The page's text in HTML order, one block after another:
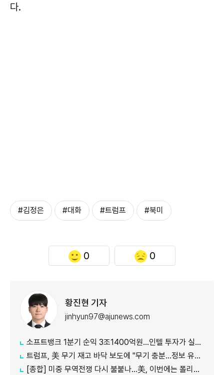
다.
#김정은 #대화 #트럼프 #북미
0 0
황진현 기자
jinhyun97@ajunews.com
소프트뱅크 1분기 순익 3조1400억원…인텔 투자가 실적 견인
트럼프, 美 무기 재고 바닥 보도에 "무기 충분…정보 유출자에 장기형"
[종합] 미중 무역전쟁 다시 불붙나…美, 이번에는 폴리실리콘 관세 15% 추진